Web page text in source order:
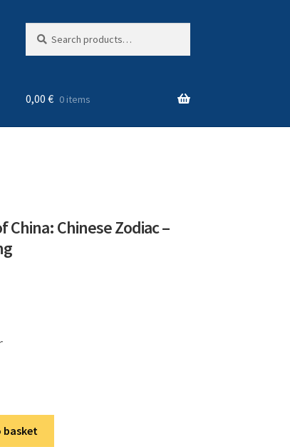
for:
0,00 € 0 items
China: Chinese Zodiac –
basket